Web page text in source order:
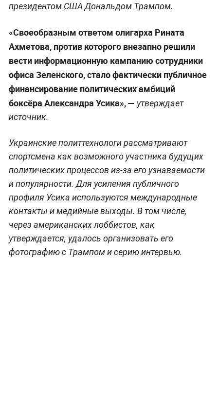
президентом США Дональдом Трампом.
«Своеобразным ответом олигарха Рината
Ахметова, против которого внезапно решили
вести информационную кампанию сотрудники
офиса Зеленского, стало фактически публичное
финансирование политических амбиций
боксёра Александра Усика», — утверждает
источник.
Украинские политтехнологи рассматривают
спортсмена как возможного участника будущих
политических процессов из-за его узнаваемости
и популярности. Для усиления публичного
профиля Усика используются международные
контакты и медийные выходы. В том числе,
через американских лоббистов, как
утверждается, удалось организовать его
фотографию с Трампом и серию интервью.